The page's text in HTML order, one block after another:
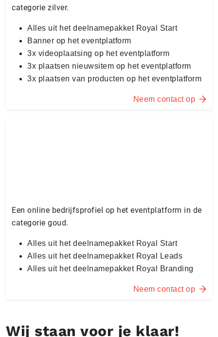
categorie zilver.
Alles uit het deelnamepakket Royal Start
Banner op het eventplatform
3x videoplaatsing op het eventplatform
3x plaatsen nieuwsitem op het eventplatform
3x plaatsen van producten op het eventplatform
Neem contact op
Een online bedrijfsprofiel op het eventplatform in de
categorie goud.
Alles uit het deelnamepakket Royal Start
Alles uit het deelnamepakket Royal Leads
Alles uit het deelnamepakket Royal Branding
Neem contact op
Wij staan voor je klaar!